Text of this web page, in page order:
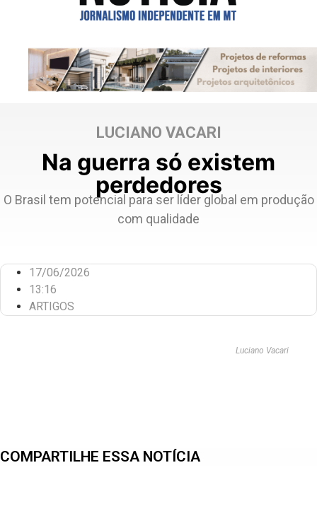
LUCIANO VACARI
Na guerra só existem
perdedores
O Brasil tem potencial para ser líder global em produção
com qualidade
17/06/2026
13:16
ARTIGOS
Luciano Vacari
COMPARTILHE ESSA NOTÍCIA